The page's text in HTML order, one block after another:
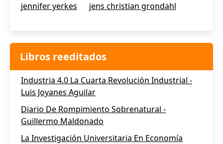
jennifer yerkes
jens christian grondahl
Libros reeditados
Industria 4.0 La Cuarta Revolución Industrial -
Luis Joyanes Aguilar
Diario De Rompimiento Sobrenatural -
Guillermo Maldonado
La Investigación Universitaria En Economía